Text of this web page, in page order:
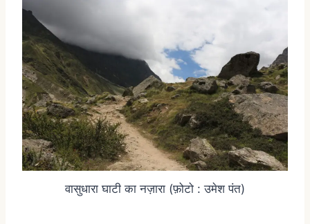
वासुधारा घाटी का नज़ारा (फ़ोटो : उमेश पंत)